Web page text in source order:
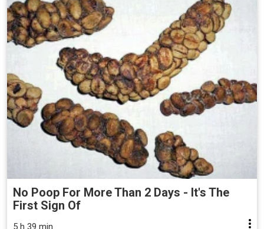
No Poop For More Than 2 Days - It's The
First Sign Of
5 h 39 min